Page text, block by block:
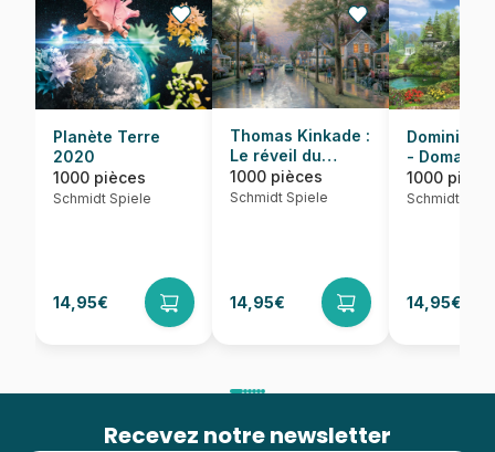
Planète Terre
2020
1000 pièces
Schmidt Spiele
14,95€
Thomas Kinkade :
Le réveil du
village
1000 pièces
Schmidt Spiele
14,95€
Dominic
- Domaine
idyllique
1000
Schmidt
14,95€
Recevez notre newsletter